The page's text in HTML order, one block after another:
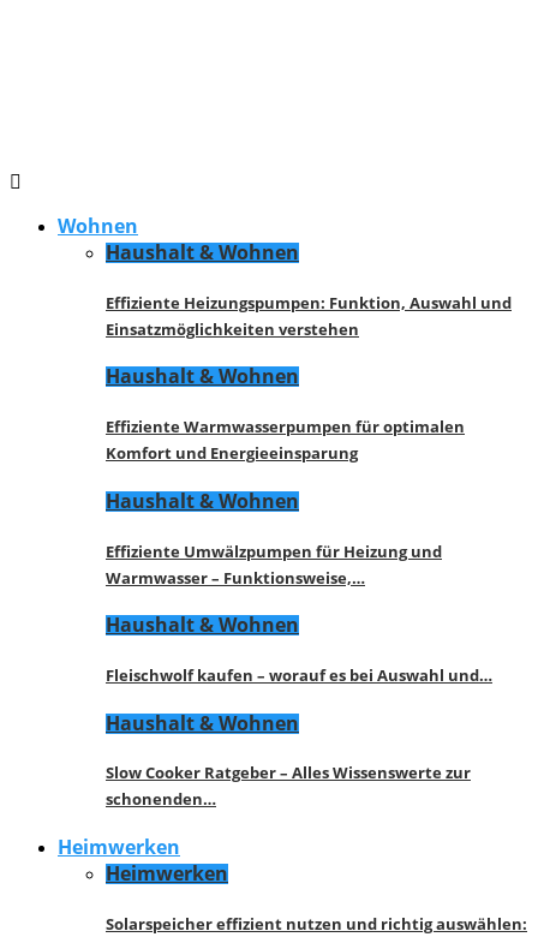
Wohnen
Haushalt & Wohnen
Effiziente Heizungspumpen: Funktion, Auswahl und
Einsatzmöglichkeiten verstehen
Haushalt & Wohnen
Effiziente Warmwasserpumpen für optimalen
Komfort und Energieeinsparung
Haushalt & Wohnen
Effiziente Umwälzpumpen für Heizung und
Warmwasser – Funktionsweise,…
Haushalt & Wohnen
Fleischwolf kaufen – worauf es bei Auswahl und…
Haushalt & Wohnen
Slow Cooker Ratgeber – Alles Wissenswerte zur
schonenden…
Heimwerken
Heimwerken
Solarspeicher effizient nutzen und richtig auswählen: